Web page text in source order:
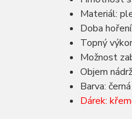
Materiál:
Doba
Topný
Možnost
Objem
Barva:
Dárek: